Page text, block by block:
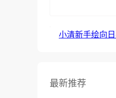
小清新手绘向
最新推荐